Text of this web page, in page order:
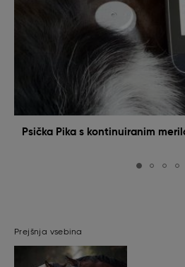
Psička Pika s kontinuiranim
Prejšnja vsebina